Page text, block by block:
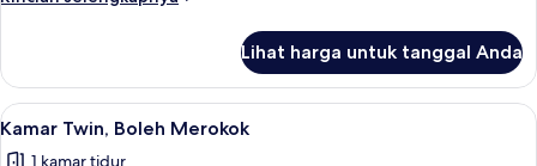
Kamar
Standar
Lihat harga untuk tanggal Anda
Lihat
semua
Meja kerja, Wi-Fi gratis, dan seprai
6
Kamar Twin, Boleh Merokok
1 kamar tidur